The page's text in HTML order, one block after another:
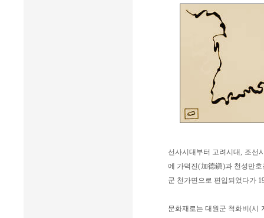
선사시대부터 고려시대, 조선
에 가덕진(加德鎭)과 천성만
군 천가면으로 편입되었다가
문화재로는 대원군 척화비(시